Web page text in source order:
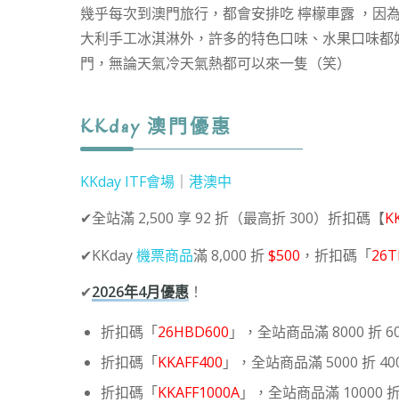
幾乎每次到澳門旅行，都會安排吃 檸檬車露 ，因
大利手工冰淇淋外，許多的特色口味、水果口味
門，無論天氣冷天氣熱都可以來一隻（笑）
KKday 澳門優惠
KKday ITF會場 ｜港澳中
✔全站滿 2,500 享 92 折（最高折 300）折扣碼【
✔KKday機票商品滿 8,000 折$500 ，折扣碼「
✔2026年4月優惠 ！
折扣碼「26HBD600 」，全站商品滿 8000 折
折扣碼「KKAFF400 」，全站商品滿 5000 折
折扣碼「KKAFF1000A」，全站商品滿 10000